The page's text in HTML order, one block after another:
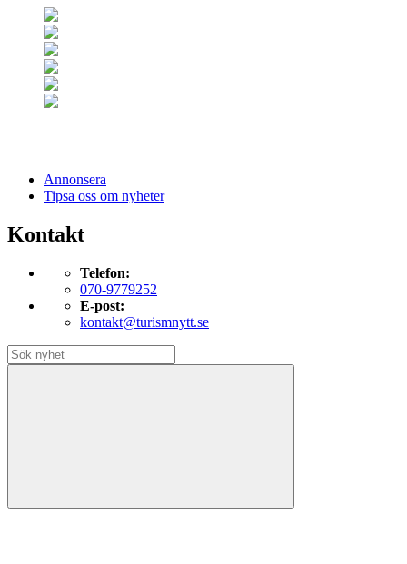
Annonsera
Tipsa oss om nyheter
Kontakt
Telefon:
070-9779252
E-post:
kontakt@turismnytt.se